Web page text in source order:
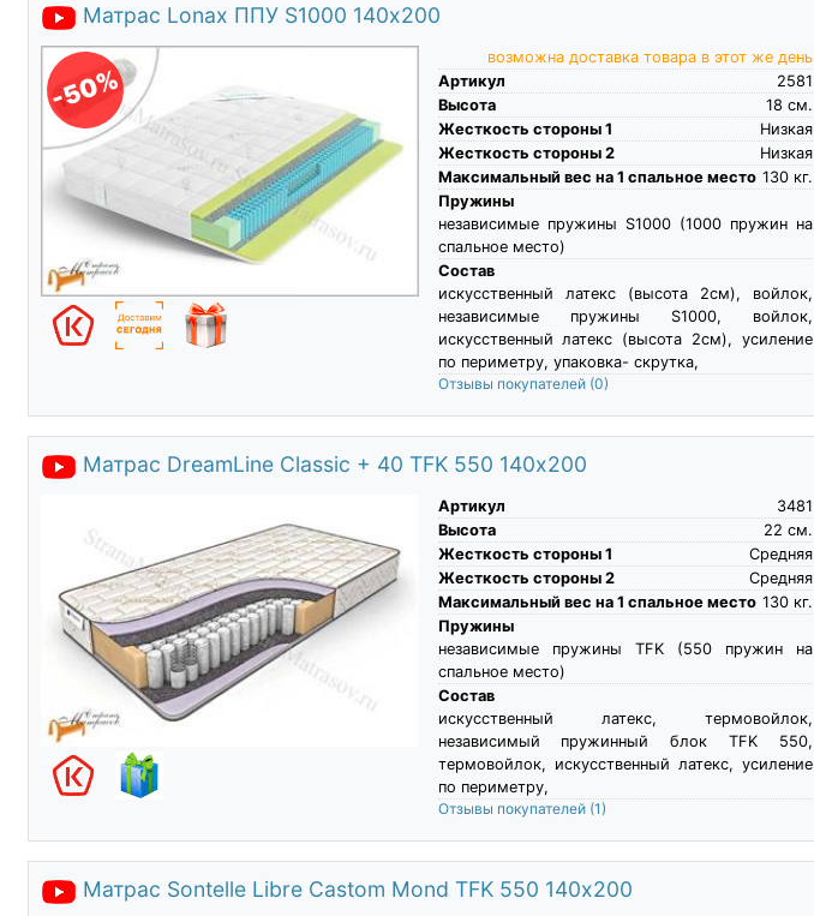
Матрас Lonax ППУ S1000 140х200
-50%
возможна доставка товара в этот же день
Артикул
2581
Высота
см.
18
Жесткость стороны 1
Низкая
Жесткость стороны 2
Низкая
Максимальный вес на 1 спальное место
кг.
130
Пружины
независимые пружины S1000 (1000 пружин на
спальное место)
Состав
искусственный латекс (высота 2см), войлок,
независимые пружины S1000, войлок,
искусственный латекс (высота 2см), усиление
по периметру, упаковка- скрутка,
Отзывы покупателей (0)
Матрас DreamLine Classic + 40 TFK 550 140х200
Артикул
3481
Высота
см.
22
Жесткость стороны 1
Средняя
Жесткость стороны 2
Средняя
Максимальный вес на 1 спальное место
кг.
130
Пружины
независимые пружины TFK (550 пружин на
спальное место)
Состав
искусственный латекс, термовойлок,
независимый пружинный блок TFK 550,
термовойлок, искусственный латекс, усиление
по периметру,
Отзывы покупателей (1)
Матрас Sontelle Libre Castom Mond TFK 550 140х200